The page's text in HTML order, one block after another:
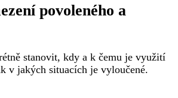
povoleného a
stanovit, kdy a k čemu je využití
v jakých situacích je vyloučené.